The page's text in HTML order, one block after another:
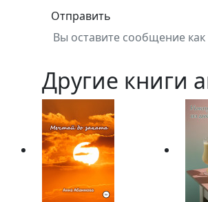
Отправить
Вы оставите сообщение как
Другие книги